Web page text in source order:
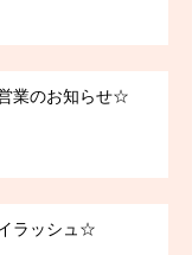
業のお知らせ☆
ラッシュ☆